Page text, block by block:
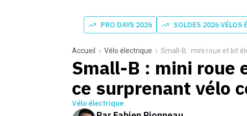
PRO DAYS 2026 SOLDES 2026 VÉLOS
Accueil Vélo électrique Small-B : mini roue et kit
Small-B : mini roue
ce surprenant vélo
Vélo électrique